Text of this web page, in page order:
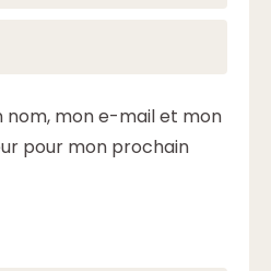
nom, mon e-mail et mon
pour mon prochain